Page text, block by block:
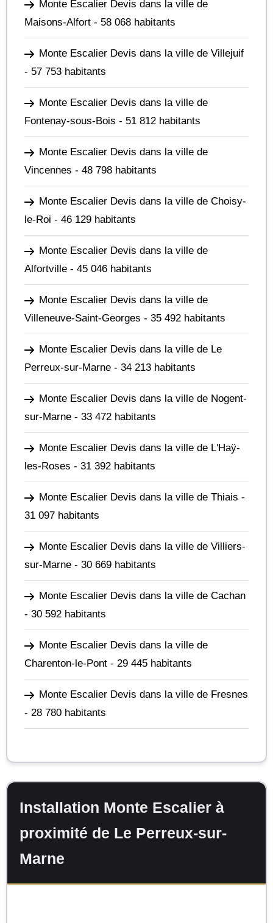
Monte Escalier Devis dans la ville de
Maisons-Alfort - 58 068 habitants
Monte Escalier Devis dans la ville de Villejuif
- 57 753 habitants
Monte Escalier Devis dans la ville de
Fontenay-sous-Bois - 51 812 habitants
Monte Escalier Devis dans la ville de
Vincennes - 48 798 habitants
Monte Escalier Devis dans la ville de Choisy-
le-Roi - 46 129 habitants
Monte Escalier Devis dans la ville de
Alfortville - 45 046 habitants
Monte Escalier Devis dans la ville de
Villeneuve-Saint-Georges - 35 492 habitants
Monte Escalier Devis dans la ville de Le
Perreux-sur-Marne - 34 213 habitants
Monte Escalier Devis dans la ville de Nogent-
sur-Marne - 33 472 habitants
Monte Escalier Devis dans la ville de L'Haÿ-
les-Roses - 31 392 habitants
Monte Escalier Devis dans la ville de Thiais -
31 097 habitants
Monte Escalier Devis dans la ville de Villiers-
sur-Marne - 30 669 habitants
Monte Escalier Devis dans la ville de Cachan
- 30 592 habitants
Monte Escalier Devis dans la ville de
Charenton-le-Pont - 29 445 habitants
Monte Escalier Devis dans la ville de Fresnes
- 28 780 habitants
Installation Monte Escalier à
proximité de Le Perreux-sur-
Marne